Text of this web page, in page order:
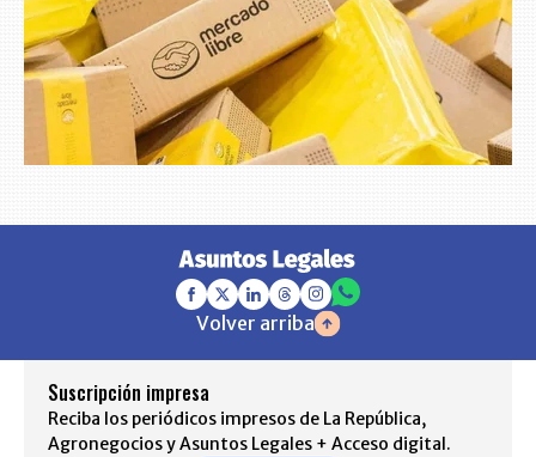
Volver arriba
Suscripción impresa
Reciba los periódicos impresos de La República,
Agronegocios y Asuntos Legales + Acceso digital.